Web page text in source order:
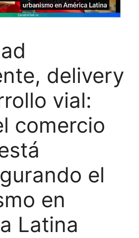
delivery
vial:
comercio
el
en
Latina